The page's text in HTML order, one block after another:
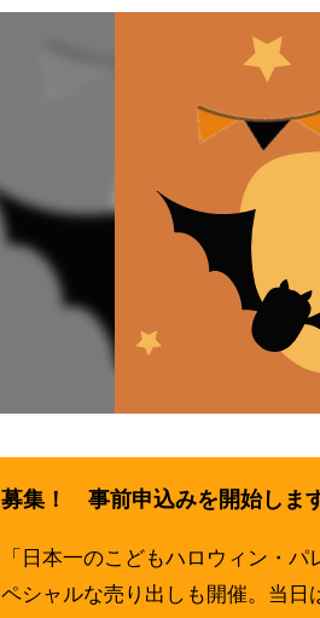
募集！ 事前申込みを開始しま
「日本一のこどもハロウィン・
ペシャルな売り出しも開催。当日